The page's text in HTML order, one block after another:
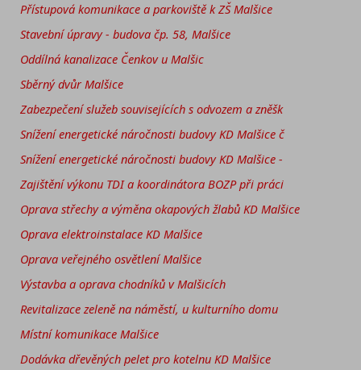
Přístupová komunikace a parkoviště k ZŠ Malšice
Stavební úpravy - budova čp. 58, Malšice
Oddílná kanalizace Čenkov u Malšic
Sběrný dvůr Malšice
Zabezpečení služeb souvisejících s odvozem a zněšk
Snížení energetické náročnosti budovy KD Malšice č
Snížení energetické náročnosti budovy KD Malšice -
Zajištění výkonu TDI a koordinátora BOZP při práci
Oprava střechy a výměna okapových žlabů KD Malšice
Oprava elektroinstalace KD Malšice
Oprava veřejného osvětlení Malšice
Výstavba a oprava chodníků v Malšicích
Revitalizace zeleně na náměstí, u kulturního domu
Místní komunikace Malšice
Dodávka dřevěných pelet pro kotelnu KD Malšice